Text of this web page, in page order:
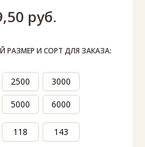
руб.
25,90 руб.
–
59,50 руб.
РАЗМЕР И СОРТ ДЛЯ ЗАКАЗА:
2500
3000
5000 6000
118
143